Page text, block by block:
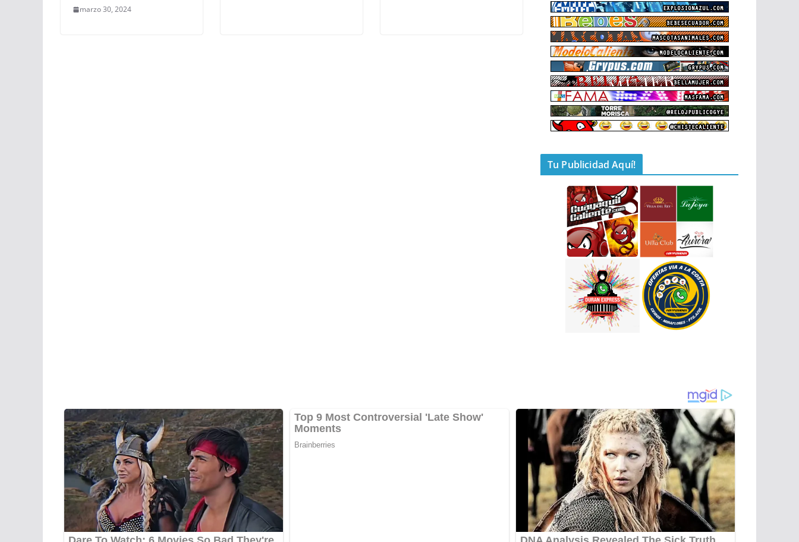
marzo 30, 2024
Tu Publicidad Aquí!